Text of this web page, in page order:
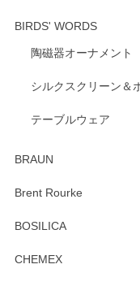
BIRDS' WORDS
陶磁器オーナメント
シルクスクリーン＆
テーブルウェア
BRAUN
Brent Rourke
BOSILICA
CHEMEX